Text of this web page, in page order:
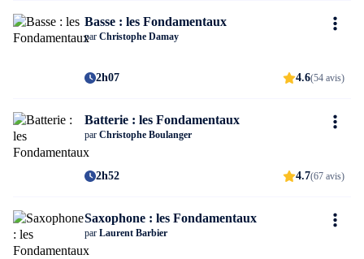
Basse : les Fondamentaux
par Christophe Damay
2h07 4.6(54 avis)
Batterie : les Fondamentaux
par Christophe Boulanger
2h52 4.7(67 avis)
Saxophone : les Fondamentaux
par Laurent Barbier